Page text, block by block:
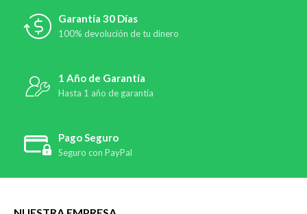
Garantía 30 Días
100% devolución de tu dinero
1 Año de Garantía
Hasta 1 año de garantía
Pago Seguro
Seguro con PayPal